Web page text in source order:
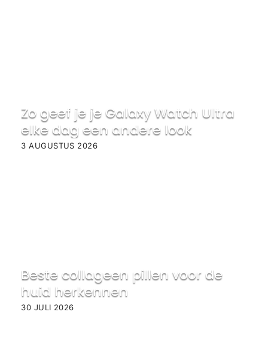
Zo geef je je Galaxy Watch Ultra
elke dag een andere look
3 AUGUSTUS 2026
Beste collageen pillen voor de
huid herkennen
30 JULI 2026